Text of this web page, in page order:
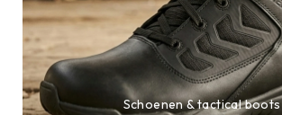
Schoenen & tactical boots